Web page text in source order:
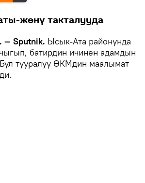
жөнү такталууда
— Sputnik. Ысык-Ата районунда
батирдин ичинен адамдын
тууралуу ӨКМдин маалымат